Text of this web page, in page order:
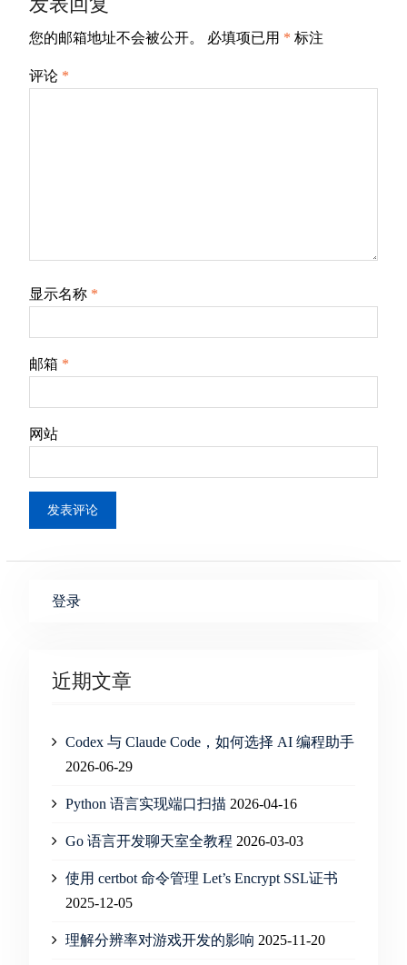
航
您的邮箱地址不会被公开。 必填项已用 * 标注
评论 *
显示名称 *
邮箱 *
网站
登录
近期文章
Codex 与 Claude Code，如何选择 AI 编程助手
2026-06-29
Python 语言实现端口扫描 2026-04-16
Go 语言开发聊天室全教程 2026-03-03
使用 certbot 命令管理 Let’s Encrypt SSL证书
2025-12-05
理解分辨率对游戏开发的影响 2025-11-20